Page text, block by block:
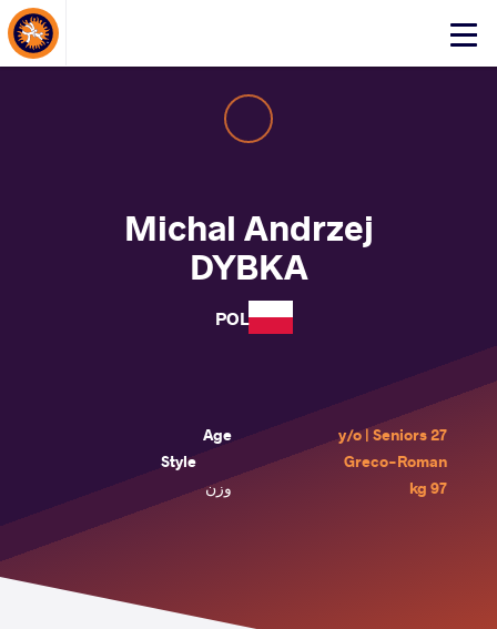
Click
Michal Andrzej
DYBKA
POL
Age
27 y/o | Seniors
Style
Greco-Roman
وزن
97 kg